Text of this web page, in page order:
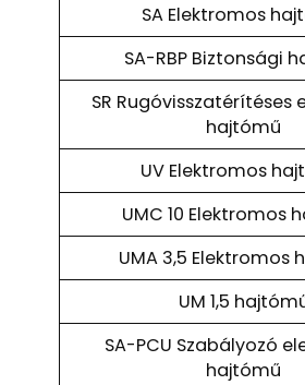
SA Elektromos
SA-RBP Biztonsági
SR Rugóvisszatérítéses
hajtómű
UV Elektromos
UMC 10 Elektromos
UMA 3,5 Elektromos
UM 1,5
SA-PCU Szabályozó
hajtómű